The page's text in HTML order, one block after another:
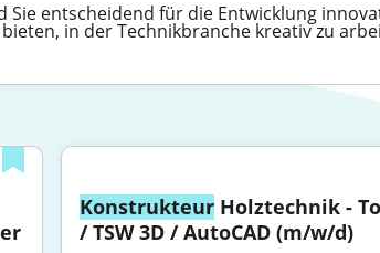
entscheidend für die Entwicklung
in der Technikbranche kreativ zu
Konstrukteur Holztechnik -
/ TSW 3D / AutoCAD (m/w/d)